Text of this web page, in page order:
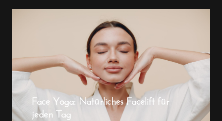
Face Yoga: Natürliches Facelift für
jeden Tag